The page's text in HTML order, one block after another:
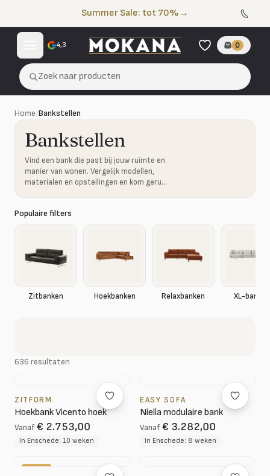
Summer Sale: tot 70% →
4,3 0
Zoek naar producten
Home/Bankstellen
Bankstellen
Vind een bank die past bij jouw ruimte en
manier van wonen. Vergelijk modellen,
materialen en opstellingen en kom gerust
Populaire filters
Zitbanken Hoekbanken Relaxbanken XL-banken
636 resultaten
ZITFORM
Hoekbank Vicento hoek
Vanaf € 2.753,00
In Enschede: 10 weken
EASY SOFA
Niella modulaire bank
Vanaf € 3.282,00
In Enschede: 8 weken